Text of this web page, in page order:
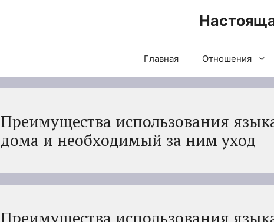
Главная Отношения
Преимущества использования
дома и необходимый за ним уход